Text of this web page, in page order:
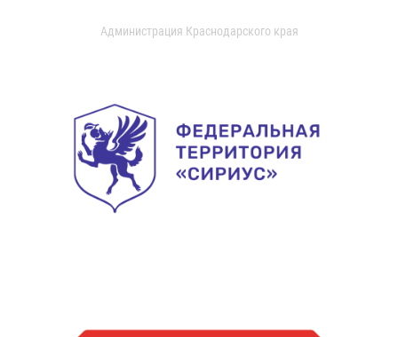
Администрация Краснодарского края